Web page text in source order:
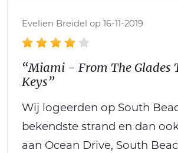
Evelien Breidel op 16-11-2019
“Miami - From The Glades
Keys”
Wij logeerden op South
bekendste strand en dan
aan Ocean Drive, South